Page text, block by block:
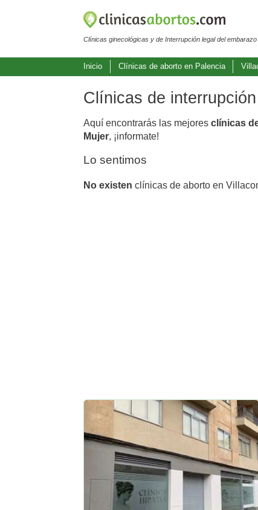
Clínicas ginecológicas y de Interrupción legal del embarazo
Inicio Clínicas de aborto en Palencia
Clínicas de
Aquí encontrarás las mejores clínicas
Mujer, ¡informate!
Lo sentimos
No existen clínicas de aborto en